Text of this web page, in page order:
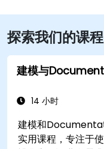
探索我们的课程
建模与
14 小时
建模和
实用课程，专注于